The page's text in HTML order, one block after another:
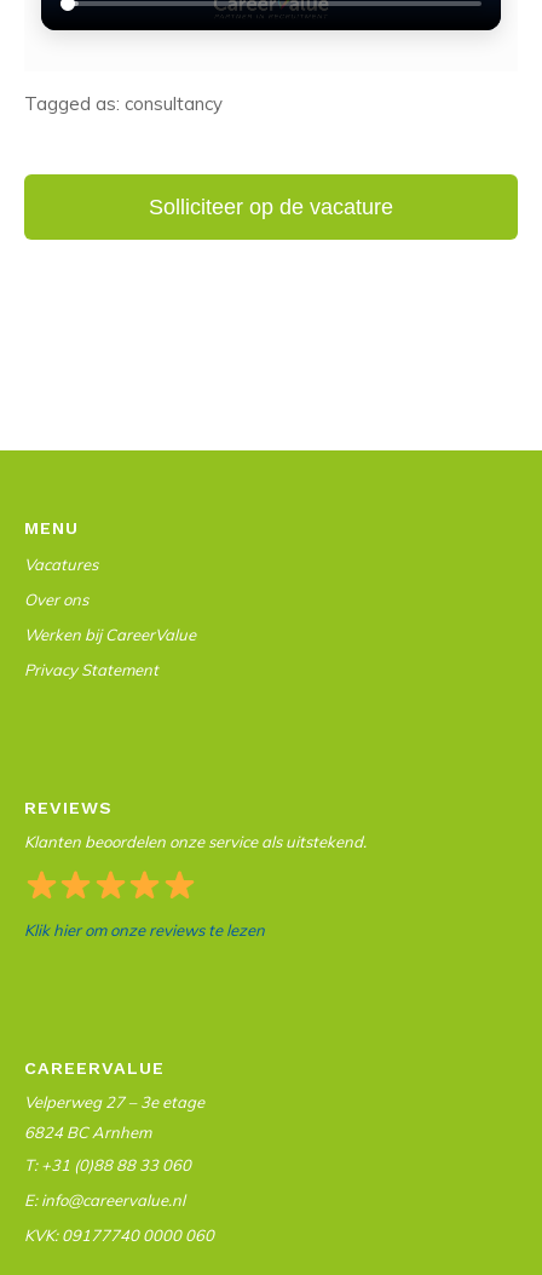
Tagged as: consultancy
MENU
Vacatures
Over ons
Werken bij CareerValue
Privacy Statement
REVIEWS
Klanten beoordelen onze service als uitstekend.
Klik hier om onze reviews te lezen
CAREERVALUE
Velperweg 27 – 3e etage
6824 BC Arnhem
T: +31 (0)88 88 33 060
E: info@careervalue.nl
KVK: 09177740 0000 060